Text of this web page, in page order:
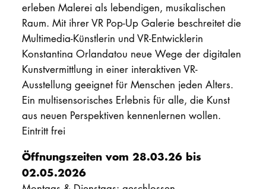
erleben Malerei als lebendigen, musikalischen
Raum. Mit ihrer VR Pop-Up Galerie beschreitet die
Multimedia-Künstlerin und VR-Entwicklerin
Konstantina Orlandatou neue Wege der digitalen
Kunstvermittlung in einer interaktiven VR-
Ausstellung geeignet für Menschen jeden Alters.
Ein multisensorisches Erlebnis für alle, die Kunst
aus neuen Perspektiven kennenlernen wollen.
Eintritt frei
Öffnungszeiten vom 28.03.26 bis
02.05.2026